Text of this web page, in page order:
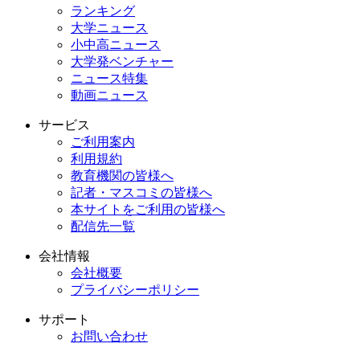
ランキング
大学ニュース
小中高ニュース
大学発ベンチャー
ニュース特集
動画ニュース
サービス
ご利用案内
利用規約
教育機関の皆様へ
記者・マスコミの皆様へ
本サイトをご利用の皆様へ
配信先一覧
会社情報
会社概要
プライバシーポリシー
サポート
お問い合わせ